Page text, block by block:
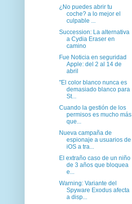
¿No puedes abrir tu
coche? a lo mejor el
culpable ...
Succession: La alternativa
a Cydia Eraser en
camino
Fue Noticia en seguridad
Apple: del 2 al 14 de
abril
"El color blanco nunca es
demasiado blanco para
St...
Cuando la gestión de los
permisos es mucho más
que...
Nueva campaña de
espionaje a usuarios de
iOS a tra...
El extraño caso de un niño
de 3 años que bloquea
e...
Warning: Variante del
Spyware Exodus afecta
a disp...